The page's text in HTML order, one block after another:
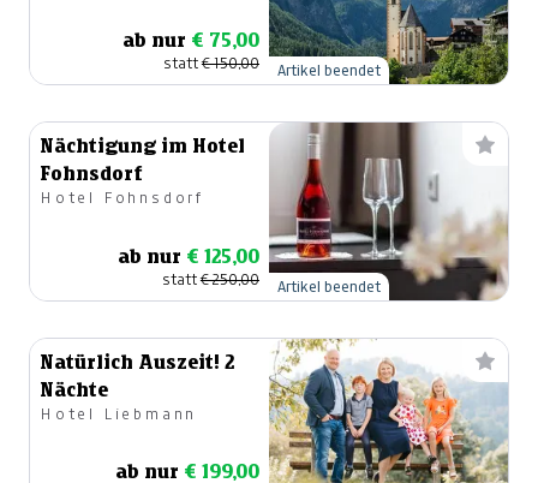
ab nur € 75,00
statt€ 150,00 Artikel beendet
Nächtigung im Hotel
Fohnsdorf
Hotel Fohnsdorf
ab nur € 125,00
statt€ 250,00 Artikel beendet
Natürlich Auszeit! 2
Nächte
Hotel Liebmann
ab nur € 199,00